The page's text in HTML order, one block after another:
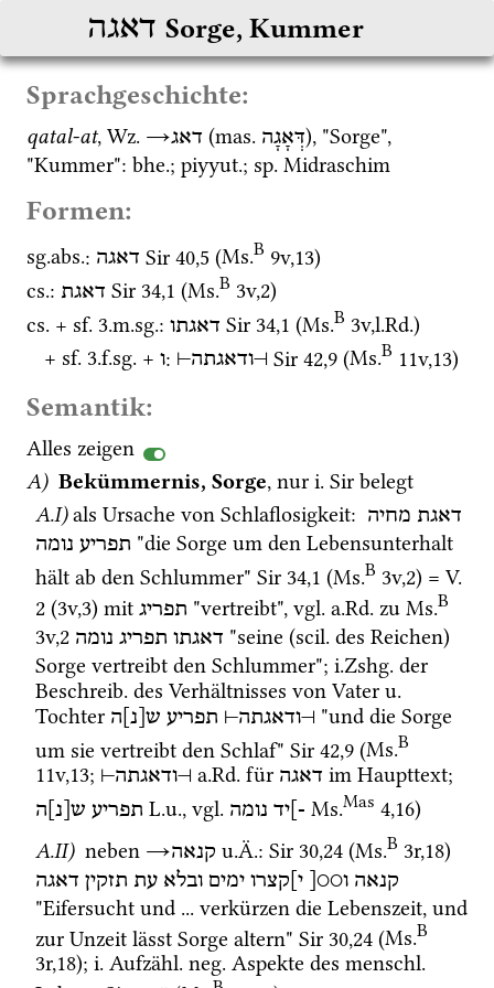
דאגה Sorge, Kummer
Sprachgeschichte:
qatal-at, Wz. →דאג (mas. דְּאָגָה), "Sorge",
"Kummer": bhe.; piyyut.; sp. Midraschim
Formen:
sg.abs.: דאגה Sir 40,5 (Ms.B 9v,13)
cs.: דאגת Sir 34,1 (Ms.B 3v,2)
cs. + sf. 3.m.sg.: דאגתו Sir 34,1 (Ms.B 3v,l.Rd.)
+ sf. 3.f.sg. + ו: ⊢ודאגתה⊣ Sir 42,9 (Ms.B 11v,13)
Semantik:
Alles zeigen
A) Bekümmernis, Sorge, nur i. Sir belegt
A.I)als Ursache von Schlaflosigkeit: דאגת מחיה
תפריע נומה
"die Sorge um den Lebensunterhalt
hält ab den Schlummer" Sir 34,1 (Ms.B 3v,2) = V.
2 (3v,3) mit תפריג "vertreibt", vgl. a.Rd. zu Ms.B
3v,2 דאגתו תפריג נומה "seine (scil. des Reichen)
Sorge vertreibt den Schlummer"; i.Zshg.
Beschreib. des Verhältnisses von Vater u.
Tochter
⊢ודאגתה⊣ תפריע ש[נ]ה
"und die Sorge
um sie vertreibt den Schlaf" Sir 42,9 (Ms.B
11v,13; ⊢ודאגתה⊣ a.Rd. für דאגה
תפריע ש[נ]ה L.u., vgl. -]יד נומה Ms.Mas 4,16)
A.II) neben →קנאה u.Ä.: Sir 30,24 (Ms.B 3r,18)
קנאה ו○○[ י]קצרו ימים ובלא עת תזקין דאגה
"Eifersucht und ... verkürzen die Lebenszeit, und
zur Unzeit lässt Sorge altern" Sir 30,24 (Ms.B
3r,18); i. Aufzähl. neg. Aspekte des menschl.